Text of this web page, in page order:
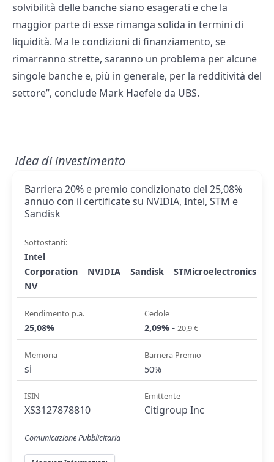
solvibilità delle banche siano esagerati e che la
maggior parte di esse rimanga solida in termini di
liquidità. Ma le condizioni di finanziamento, se
rimarranno strette, saranno un problema per alcune
singole banche e, più in generale, per la redditività del
settore”, conclude Mark Haefele da UBS.
Idea di investimento
Barriera 20% e premio condizionato del 25,08%
annuo con il certificate su NVIDIA, Intel, STM e
Sandisk
Sottostanti:
Intel
Corporation
NVIDIA Sandisk
STMicroelectronics
NV
Rendimento p.a.
25,08%
Cedole
2,09% - 20,9 €
Memoria
si
Barriera Premio
50%
ISIN
XS3127878810
Emittente
Citigroup Inc
Comunicazione Pubblicitaria